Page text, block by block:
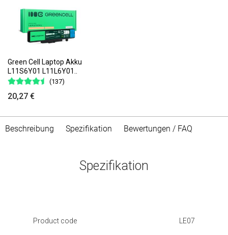
Green Cell Laptop Akku
L11S6Y01 L11L6Y01..
(137)
20,27 €
Beschreibung Spezifikation Bewertungen / FAQ
Spezifikation
Product code LE07